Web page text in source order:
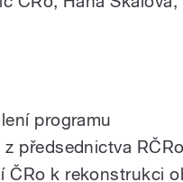
programu
předsednictva RČRo
ČRo k rekonstrukci